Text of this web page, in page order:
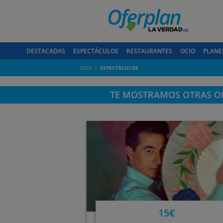
DESTACADAS ESPECTÁCULOS RESTAURANTES OCIO
OCIO ESPECTÁCULOS
TE MOSTRAMOS OTRAS
15€